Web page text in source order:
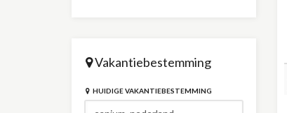
Vakantiebestemming
HUIDIGE VAKANTIEBESTEMMING